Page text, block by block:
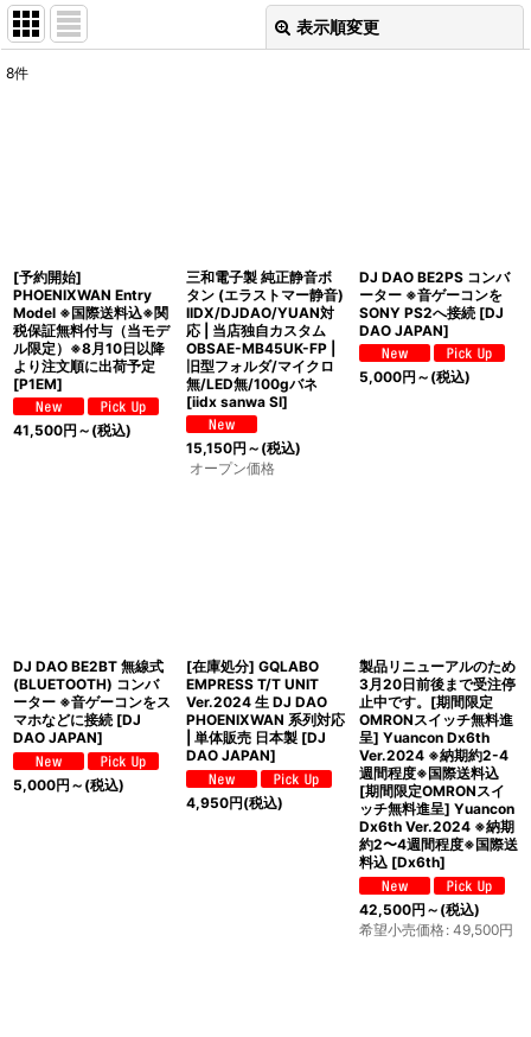
表示順変更
8件
[予約開始]
PHOENIXWAN Entry
Model ※国際送料込※関
税保証無料付与（当モデ
ル限定）※8月10日以降
より注文順に出荷予定
[P1EM]
41,500円 ～ (税込)
三和電子製 純正静音ボ
タン (エラストマー静音)
IIDX/DJDAO/YUAN対
応 | 当店独自カスタム
OBSAE-MB45UK-FP |
旧型フォルダ/マイクロ
無/LED無/100gバネ
[iidx sanwa SI]
15,150円 ～ (税込)
オープン価格
DJ DAO BE2PS コンバ
ーター ※音ゲーコンを
SONY PS2へ接続 [DJ
DAO JAPAN]
5,000円 ～ (税込)
DJ DAO BE2BT 無線式
(BLUETOOTH) コンバ
ーター ※音ゲーコンをス
マホなどに接続 [DJ
DAO JAPAN]
5,000円 ～ (税込)
[在庫処分] GQLABO
EMPRESS T/T UNIT
Ver.2024 生 DJ DAO
PHOENIXWAN 系列対応
| 単体販売 日本製 [DJ
DAO JAPAN]
4,950円(税込)
製品リニューアルのため
3月20日前後まで受注停
止中です。[期間限定
OMRONスイッチ無料進
呈] Yuancon Dx6th
Ver.2024 ※納期約2-4
週間程度※国際送料込
[期間限定OMRONスイ
ッチ無料進呈] Yuancon
Dx6th Ver.2024 ※納期
約2〜4週間程度※国際送
料込 [Dx6th]
42,500円 ～ (税込)
希望小売価格: 49,500円